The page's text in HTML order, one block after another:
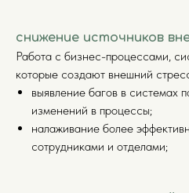
cнижение источников
Работа с бизнес-процессами,
которые создают внешний
выявление багов в системах
изменений в процессы;
налаживание более
сотрудниками и отделами;